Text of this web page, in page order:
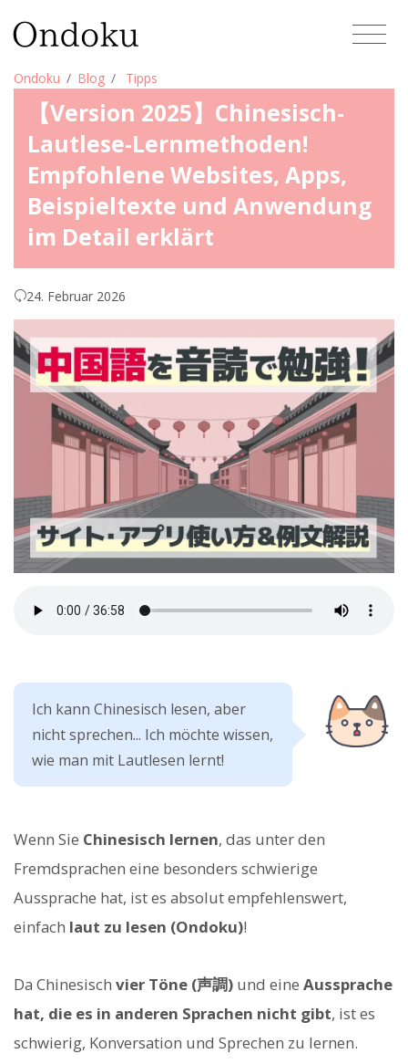
Ondoku Blog Tipps
【Version 2025】Chinesisch-
Lautlese-Lernmethoden!
Empfohlene Websites, Apps,
Beispieltexte und Anwendung
im Detail erklärt
24. Februar 2026
Ich kann Chinesisch lesen, aber
nicht sprechen... Ich möchte wissen,
wie man mit Lautlesen lernt!
Wenn Sie Chinesisch lernen, das unter den
Fremdsprachen eine besonders schwierige
Aussprache hat, ist es absolut empfehlenswert,
einfach laut zu lesen (Ondoku)!
Da Chinesisch vier Töne (声調) und eine Aussprache
hat, die es in anderen Sprachen nicht gibt, ist es
schwierig, Konversation und Sprechen zu lernen.